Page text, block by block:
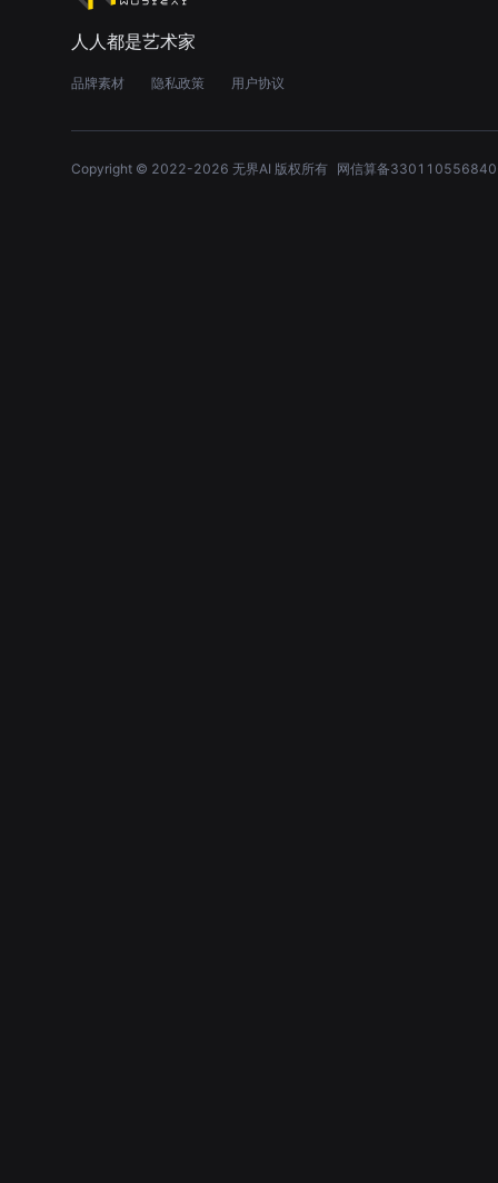
人人都是艺术家
品牌素材 隐私政策 用户协议
Copyright © 2022-2026 无界AI 版权所有 网信算备